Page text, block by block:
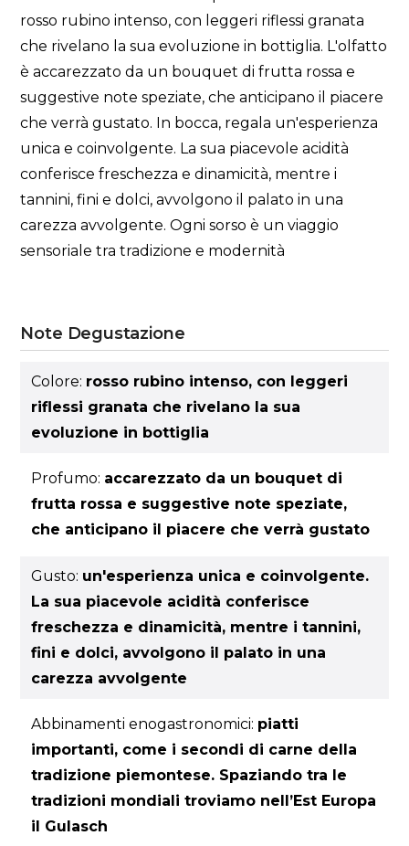
rosso rubino intenso, con leggeri riflessi granata
che rivelano la sua evoluzione in bottiglia. L'olfatto
è accarezzato da un bouquet di frutta rossa e
suggestive note speziate, che anticipano il piacere
che verrà gustato. In bocca, regala un'esperienza
unica e coinvolgente. La sua piacevole acidità
conferisce freschezza e dinamicità, mentre i
tannini, fini e dolci, avvolgono il palato in una
carezza avvolgente. Ogni sorso è un viaggio
sensoriale tra tradizione e modernità
Note Degustazione
Colore: rosso rubino intenso, con leggeri
riflessi granata che rivelano la sua
evoluzione in bottiglia
Profumo: accarezzato da un bouquet di
frutta rossa e suggestive note speziate,
che anticipano il piacere che verrà gustato
Gusto: un'esperienza unica e coinvolgente.
La sua piacevole acidità conferisce
freschezza e dinamicità, mentre i tannini,
fini e dolci, avvolgono il palato in una
carezza avvolgente
Abbinamenti enogastronomici: piatti
importanti, come i secondi di carne della
tradizione piemontese. Spaziando tra le
tradizioni mondiali troviamo nell’Est Europa
il Gulasch